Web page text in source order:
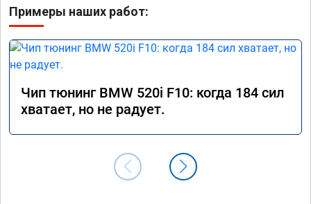
Примеры наших работ:
Чип тюнинг BMW 520i F10: когда 184 сил
хватает, но не радует.